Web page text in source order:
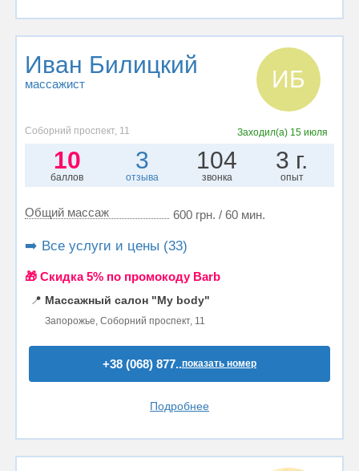
Иван Билицкий
массажист ИБ
Соборний проспект, 11 Заходил(а) 15 июля
10
баллов
3
отзыва
104
звонка
3 г.
опыт
Общий массаж 600 грн. / 60 мин.
➡️ Все услуги и цены (33)
🎁 Cкидка 5% по промокоду Barb
📍 Массажный салон "My body"
Запорожье, Соборний проспект, 11
+38 (068) 877..показать номер
Подробнее